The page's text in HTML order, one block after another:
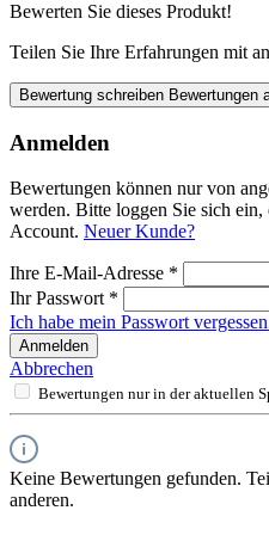
Bewerten Sie dieses Produkt!
Teilen Sie Ihre Erfahrungen mit
Bewertung schreiben Bewertungen
Anmelden
Bewertungen können nur von
werden. Bitte loggen Sie sich ein,
Account. Neuer Kunde?
Ihre E-Mail-Adresse *
Ihr Passwort *
Ich habe mein Passwort
Anmelden
Abbrechen
Bewertungen nur in der aktuellen
Keine Bewertungen gefunden.
anderen.